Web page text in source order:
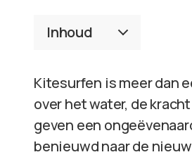
Inhoud
Kitesurfen is meer dan
over het water, de
geven een
benieuwd naar de